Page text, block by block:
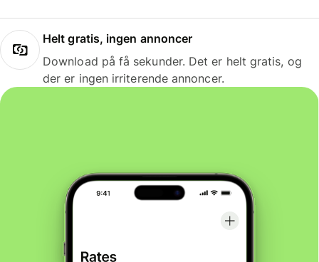
Helt gratis, ingen annoncer
Download på få sekunder. Det er helt gratis, og
der er ingen irriterende annoncer.